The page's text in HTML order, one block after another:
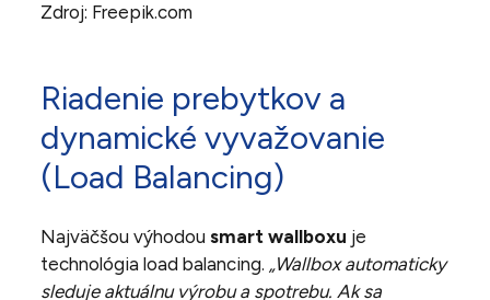
Zdroj: Freepik.com
Riadenie prebytkov a
dynamické vyvažovanie
(Load Balancing)
Najväčšou výhodousmart wallboxu je
technológia load balancing. „Wallbox automaticky
sleduje aktuálnu výrobu a spotrebu. Ak sa